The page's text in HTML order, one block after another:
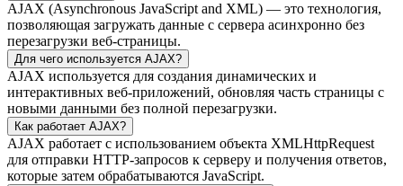
AJAX (Asynchronous JavaScript and XML) — это технология,
позволяющая загружать данные с сервера асинхронно без
перезагрузки веб-страницы.
Для чего используется AJAX?
AJAX используется для создания динамических и
интерактивных веб-приложений, обновляя часть страницы с
новыми данными без полной перезагрузки.
Как работает AJAX?
AJAX работает с использованием объекта XMLHttpRequest
для отправки HTTP-запросов к серверу и получения ответов,
которые затем обрабатываются JavaScript.